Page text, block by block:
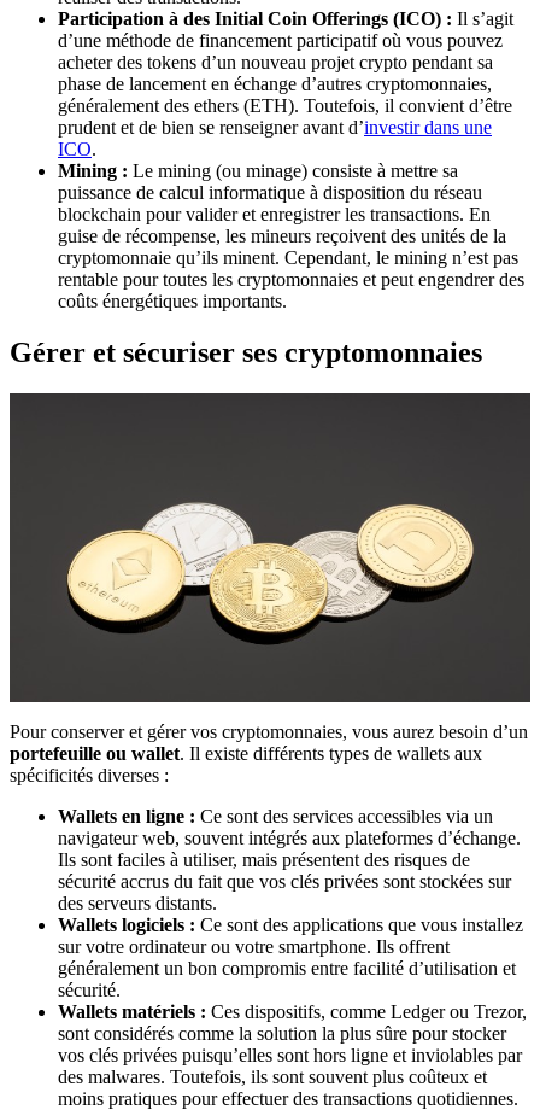
Participation à des Initial Coin Offerings (ICO) : Il s’agit
d’une méthode de financement participatif où vous pouvez
acheter des tokens d’un nouveau projet crypto pendant sa
phase de lancement en échange d’autres cryptomonnaies,
généralement des ethers (ETH). Toutefois, il convient d’être
prudent et de bien se renseigner avant d’investir dans une
ICO.
Mining : Le mining (ou minage) consiste à mettre sa
puissance de calcul informatique à disposition du réseau
blockchain pour valider et enregistrer les transactions. En
guise de récompense, les mineurs reçoivent des unités de la
cryptomonnaie qu’ils minent. Cependant, le mining n’est pas
rentable pour toutes les cryptomonnaies et peut engendrer des
coûts énergétiques importants.
Gérer et sécuriser ses cryptomonnaies
Pour conserver et gérer vos cryptomonnaies, vous aurez besoin d’un
portefeuille ou wallet. Il existe différents types de wallets aux
spécificités diverses :
Wallets en ligne : Ce sont des services accessibles via un
navigateur web, souvent intégrés aux plateformes d’échange.
Ils sont faciles à utiliser, mais présentent des risques de
sécurité accrus du fait que vos clés privées sont stockées sur
des serveurs distants.
Wallets logiciels : Ce sont des applications que vous installez
sur votre ordinateur ou votre smartphone. Ils offrent
généralement un bon compromis entre facilité d’utilisation et
sécurité.
Wallets matériels : Ces dispositifs, comme Ledger ou Trezor,
sont considérés comme la solution la plus sûre pour stocker
vos clés privées puisqu’elles sont hors ligne et inviolables par
des malwares. Toutefois, ils sont souvent plus coûteux et
moins pratiques pour effectuer des transactions quotidiennes.